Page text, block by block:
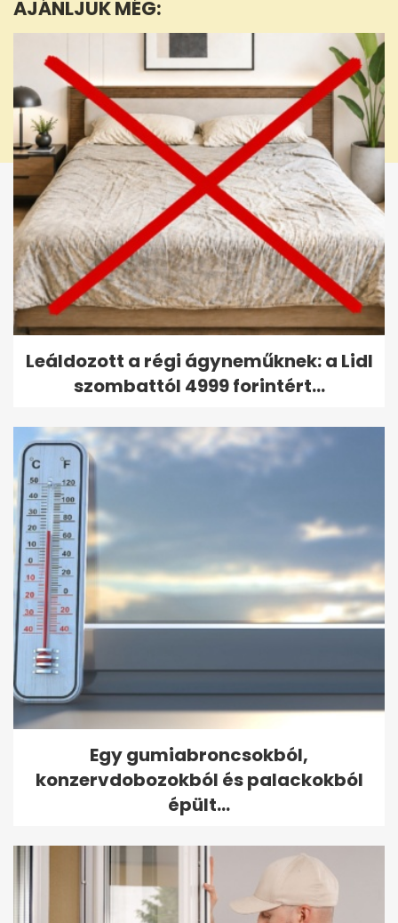
AJÁNLJUK MÉG:
Leáldozott a régi ágyneműknek: a Lidl
szombattól 4999 forintért...
Egy gumiabroncsokból,
konzervdobozokból és palackokból
épült...